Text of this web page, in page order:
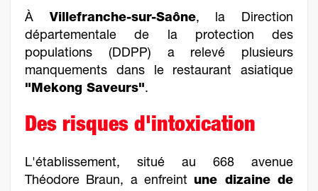
À Villefranche-sur-Saône, la Direction
départementale de la protection des
populations (DDPP) a relevé plusieurs
manquements dans le restaurant asiatique
"Mekong Saveurs".
Des risques d'intoxication
L'établissement, situé au 668 avenue
Théodore Braun, a enfreint une dizaine de